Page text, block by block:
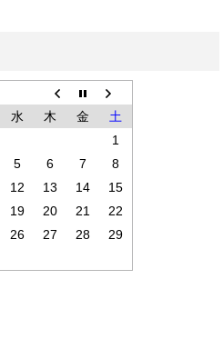
水 木 金
土
1
5 6 7
8
12 13 14
15
19 20 21
22
26 27 28
29